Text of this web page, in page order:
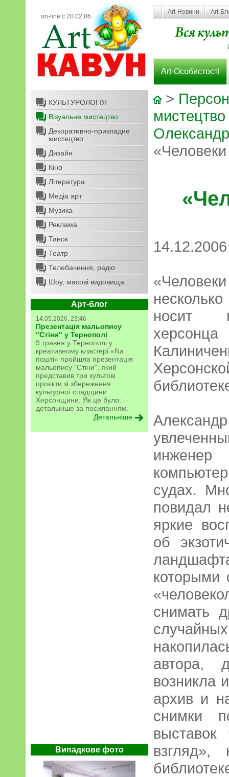
on-line с 20.02.06
Art-Новини Art-
Art-Особистості
КУЛЬТУРОЛОГІЯ
Візуальне мистецтво
Декоративно-прикладне
мистецтво
Дизайн
Кіно
Література
Медіа арт
Музика
Реклама
Танок
Театр
Телебачення, радіо
Шоу, масові видовища
Арт-блог
14.05.2026, 23:46
Презентація мальопису
"Стіни" у Тернополі
9 травня у Тернополі у
креативному кластері «Na
пошті» пройшла презентація
мальопису "Стіни", який
представив три культові
проєкти зі збереження
культурної спадщини
Херсонщини. Як це було:
детальніше за посиланням.
Детальніше
Випадкове фото
>
мистецтво
14.12.2006
носит
судах.
повидал
яркие
об
которыми
снимать
автора,
возникла
архив и
снимки
взгляд»,